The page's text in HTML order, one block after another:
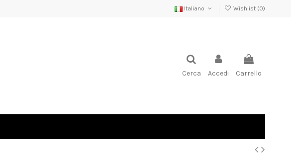
Italiano Wishlist (0)
Cerca Accedi Carrello